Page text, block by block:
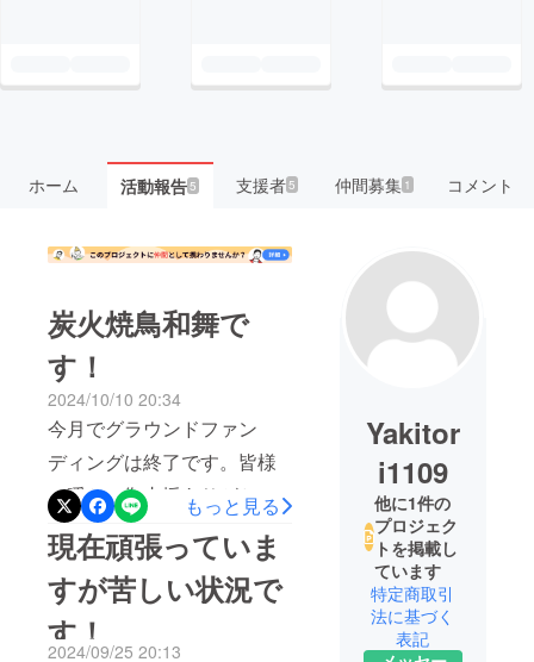
ホーム 活動報告5 支援者5 仲間募集 1 コメント
炭火焼鳥和舞で
す！
2024/10/10 20:34
今月でグラウンドファン
ディングは終了です。皆様
の暖かい御支援ありがとう
ございました！目標金額に
は程遠いですが、これも叱
咤激励と捉え、頑張って当
店の味をまだまだ広めれる
もっと見る
現在頑張っていま
すが苦しい状況で
す！
2024/09/25 20:13
Yakitor
i1109
他に1件の
プロジェク
トを掲載し
ています
特定商取引
法に基づく
表記